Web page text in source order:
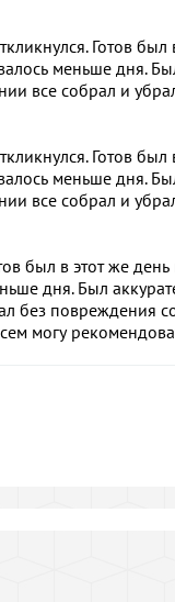
Готов был
меньше дня.
все собрал и
Готов был
меньше дня.
все собрал и
был в этот же день
дня. Был
без повреждения
могу